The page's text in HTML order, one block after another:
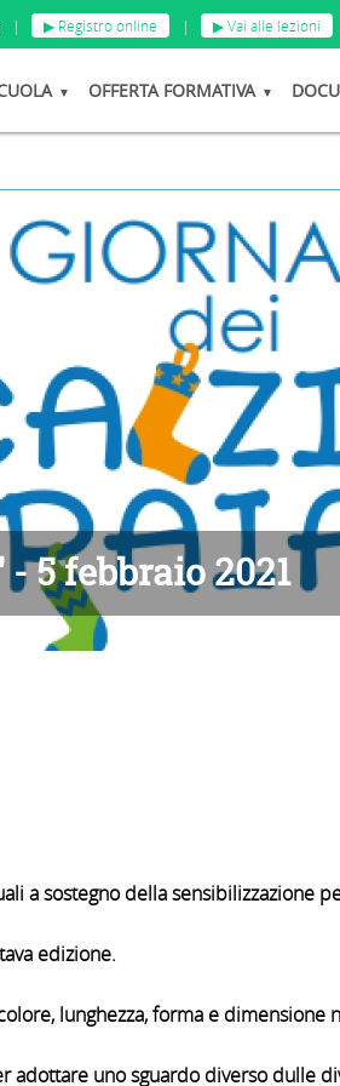
| ▶ Registro online | ▶ Vai alle lezioni
OFFERTA FORMATIVA
5 febbraio 2021
a sostegno della sensibilizzazione
edizione.
lunghezza, forma e dimensione
adottare uno sguardo diverso dulle